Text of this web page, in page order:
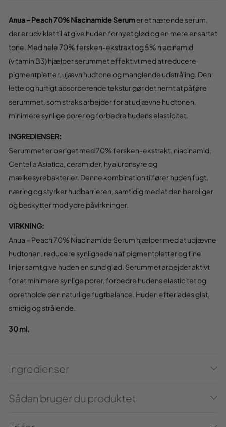
Anua – Peach 70% Niacinamide Serumer et nærende serum,
der er udviklet til at give huden fornyet glød og en mere ensartet
tone. Med hele 70% fersken-ekstrakt og 5% niacinamid
(vitamin B3) hjælper serummet effektivt med at reducere
pigmentpletter, ujævn hudtone og manglende udstråling. Den
lette og hurtigt absorberende tekstur gør det nemt at påføre
serummet, som straks arbejder for at udjævne hudtonen,
minimere synlige porer og forbedre hudens elasticitet.
INGREDIENSER:
Serummet er beriget med 70% fersken-ekstrakt, niacinamid,
Centella Asiatica, ceramider, hyaluronsyre og
mælkesyrebakterier. Denne kombination tilfører huden fugt,
næring og styrker hudbarrieren, samtidig med at den beroliger
og beskytter mod ydre påvirkninger.
VIRKNING:
Anua – Peach 70% Niacinamide Serum hjælper med at udjævne
hudtonen, reducere synligheden af pigmentpletter og fine
linjer samt give huden en sund glød. Serummet arbejder aktivt
for at minimere synlige porer, forbedre hudens elasticitet og
opretholde den naturlige fugtbalance. Huden efterlades glat,
smidig og strålende.
30 ml.
Ingredienser
Sådan bruger du produktet